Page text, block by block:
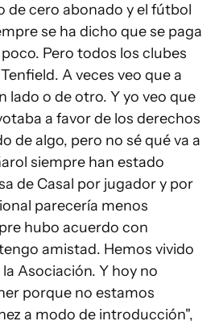
de cero abonado y el fútbol
se ha dicho que se paga
Pero todos los clubes
A veces veo que a
lado o de otro. Y yo veo que
a favor de los derechos
de algo, pero no sé qué va a
siempre han estado
de Casal por jugador y por
parecería menos
hubo acuerdo con
amistad. Hemos vivido
Asociación. Y hoy no
porque no estamos
a modo de introducción",